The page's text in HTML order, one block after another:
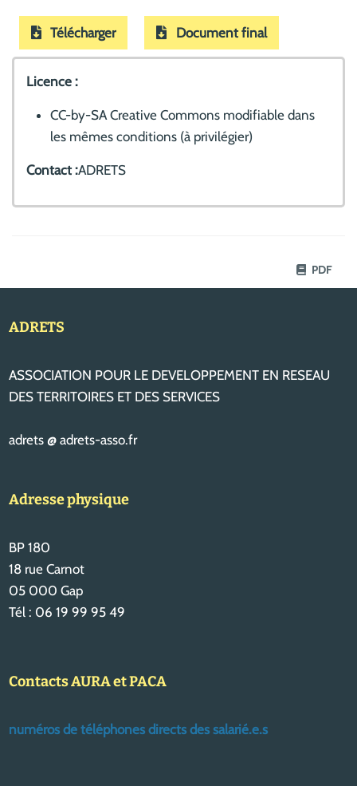
Télécharger Document final
Licence :
CC-by-SA Creative Commons modifiable dans
les mêmes conditions (à privilégier)
Contact :ADRETS
PDF
ADRETS
ASSOCIATION POUR LE DEVELOPPEMENT EN RESEAU
DES TERRITOIRES ET DES SERVICES
adrets @ adrets-asso.fr
Adresse physique
BP 180
18 rue Carnot
05 000 Gap
Tél : 06 19 99 95 49
Contacts AURA et PACA
numéros de téléphones directs des salarié.e.s